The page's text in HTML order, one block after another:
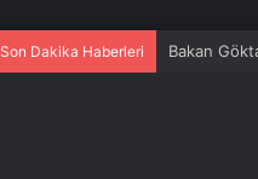
Son Dakika Haberleri Bakan